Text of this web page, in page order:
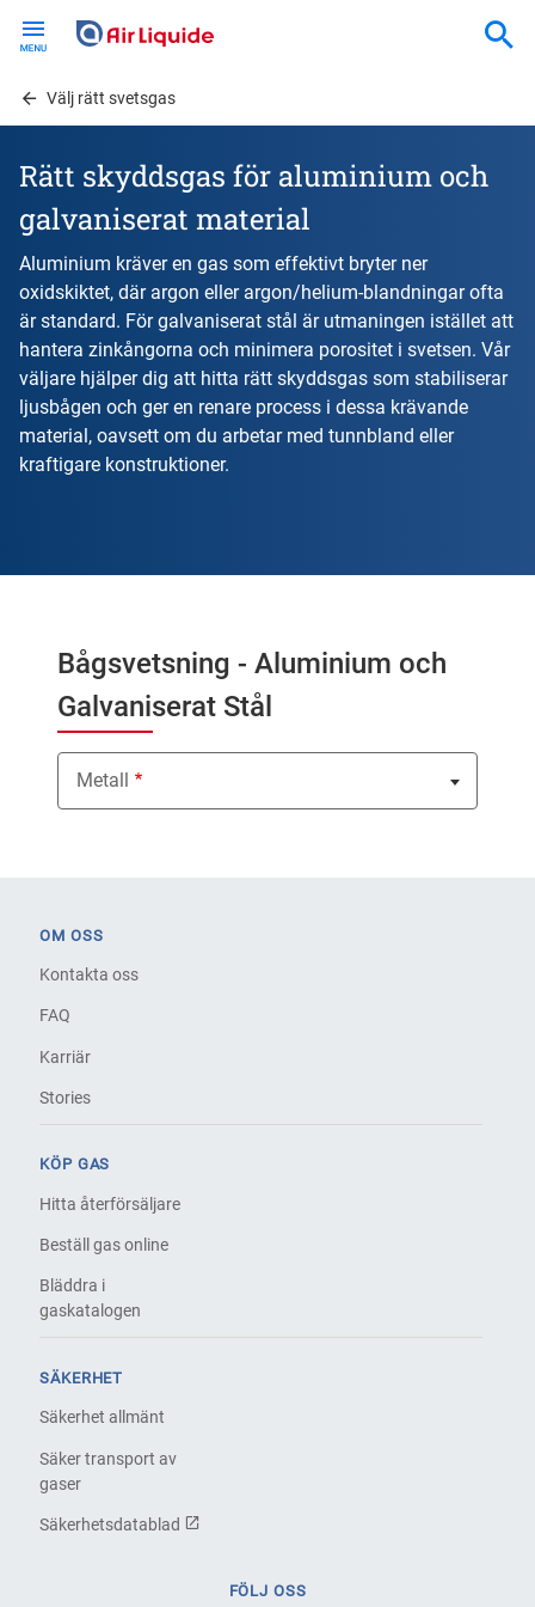
contentVälj rätt svetsgas
Rätt skyddsgas för aluminium och
galvaniserat material
Aluminium kräver en gas som effektivt bryter ner
oxidskiktet, där argon eller argon/helium-blandningar ofta
är standard. För galvaniserat stål är utmaningen istället att
hantera zinkångorna och minimera porositet i svetsen. Vår
väljare hjälper dig att hitta rätt skyddsgas som stabiliserar
ljusbågen och ger en renare process i dessa krävande
material, oavsett om du arbetar med tunnbland eller
kraftigare konstruktioner.
Bågsvetsning - Aluminium och
Galvaniserat Stål
Metall
Nothing selected
OM OSS
Kontakta oss
FAQ
Karriär
Stories
KÖP GAS
Hitta återförsäljare
Beställ gas online
Bläddra i
gaskatalogen
SÄKERHET
Säkerhet allmänt
Säker transport av
gaser
Säkerhetsdatablad
FÖLJ OSS